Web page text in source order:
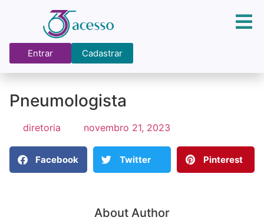
Entrar Cadastrar
About Author
Pneumologista
diretoria novembro 21, 2023
Facebook Twitter Pinterest